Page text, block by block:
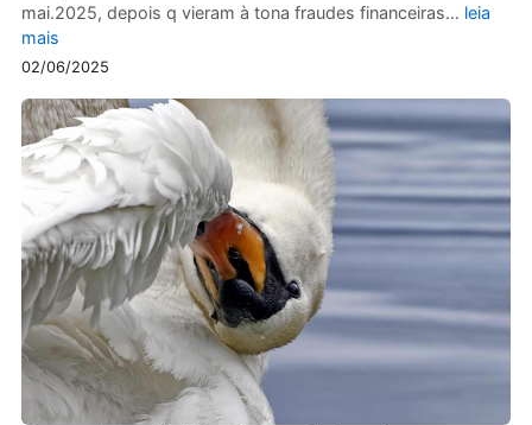
mai.2025, depois q vieram à tona fraudes financeiras… leia
mais
02/06/2025